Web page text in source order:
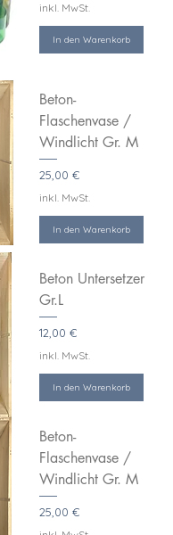
inkl. MwSt.
In den Warenkorb
Beton-
Flaschenvase /
Windlicht Gr. M
Preis
25,00 €
inkl. MwSt.
In den Warenkorb
Beton Untersetzer
Gr.L
Preis
12,00 €
inkl. MwSt.
In den Warenkorb
Beton-
Flaschenvase /
Windlicht Gr. M
Preis
25,00 €